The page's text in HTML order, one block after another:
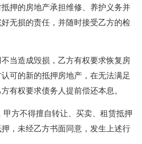
押的房地产承担维修、养护义务并
无损的责任，并随时接受乙方的检
当造成毁损，乙方有权要求恢复房
可的新的抵押房地产，在无法满足
有权要求债务人提前偿还本息。
甲方不得擅自转让、买卖、租赁抵押
，未经乙方书面同意，发生上述行